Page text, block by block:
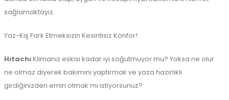
sağlamaktayız.
Yaz-Kış Fark Etmeksizin Kesintisiz Konfor!
HıtachıKlimanız eskisi kadar iyi soğutmuyor mu? Yoksa ne olur
ne olmaz diyerek bakımını yaptırmak ve yaza hazırlıklı
girdiğinizden emin olmak mı istiyorsunuz?